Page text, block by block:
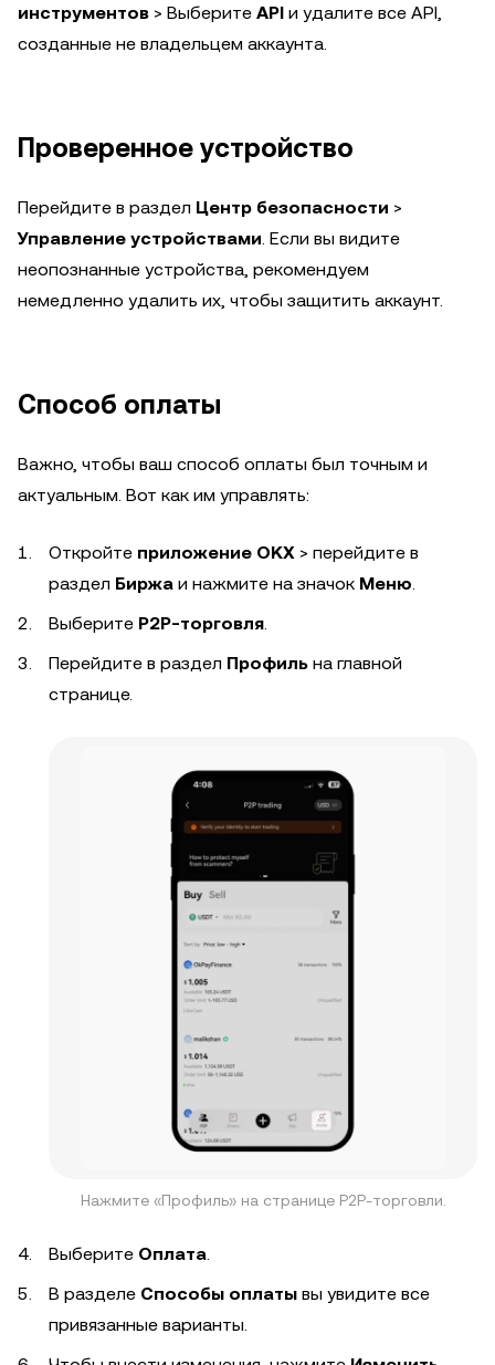
инструментов > Выберите API и удалите все API,
созданные не владельцем аккаунта.
Проверенное устройство
Перейдите в раздел Центр безопасности >
Управление устройствами. Если вы видите
неопознанные устройства, рекомендуем
немедленно удалить их, чтобы защитить аккаунт.
Способ оплаты
Важно, чтобы ваш способ оплаты был точным и
актуальным. Вот как им управлять:
Откройте приложение OKX > перейдите в
раздел Биржа и нажмите на значок Меню.
Выберите P2P-торговля.
Перейдите в раздел Профиль на главной
странице.
Нажмите «Профиль» на странице P2P-торговли.
Выберите Оплата.
В разделе Способы оплаты вы увидите все
привязанные варианты.